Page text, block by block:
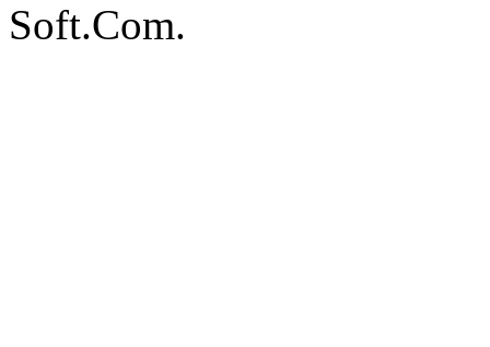
Soft.Com.